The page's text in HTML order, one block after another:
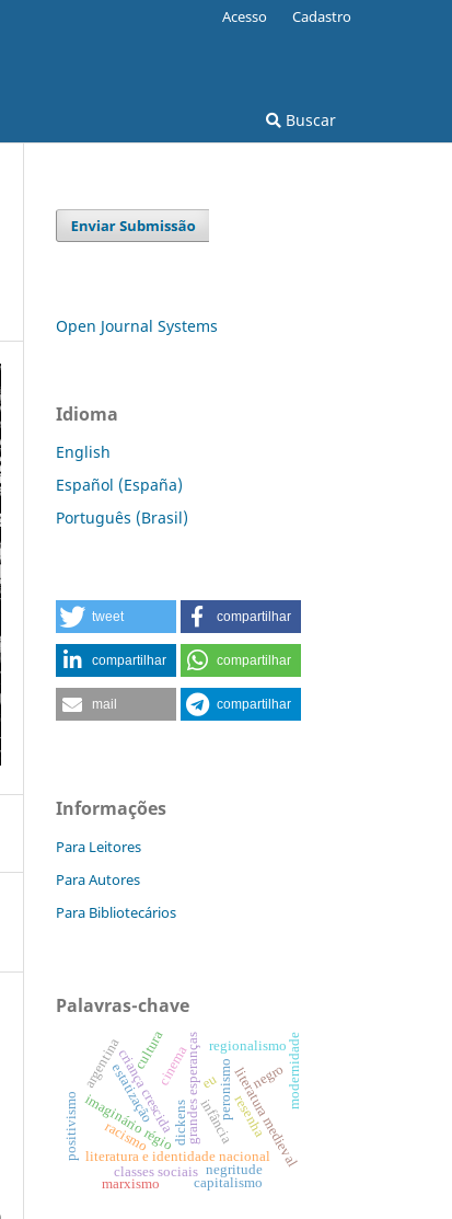
Buscar
Acesso Cadastro
Open Journal Systems
Idioma
English
Español (España)
Português (Brasil)
tweet compartilhar
compartilhar compartilhar
mail compartilhar
Informações
Para Leitores
Para Autores
Para Bibliotecários
Palavras-chave
dickens infância
grandes esperanças
criança crescidacinema
literatura e identidade nacional
imaginário régio literatura medieval
peronismo
argentina regionalismo
cultura
negritude
negro
racismo
classes sociais
marxismo capitalismo
eu
estatização
positivismo
modernidade
resenha